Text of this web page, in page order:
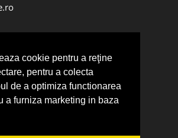
cookie pentru a reţine
pentru a colecta
de a optimiza functionarea
a furniza marketing in baza